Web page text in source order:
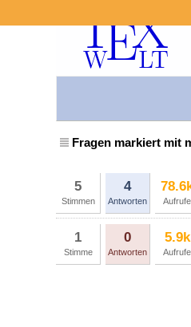
Fragen markiert mit
5
Stimmen
4
Antworten Aufrufe
1
Stimme
0
Antworten
5.9k
Aufrufe